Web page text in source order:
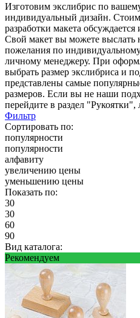
Изготовим экслибрис по
индивидуальный дизайн.
разработки макета обсуждается
Свой макет вы можете выслать
пожелания по
личному менеджеру. При
выбрать размер экслибриса и
представлены самые
размеров. Если вы не наши
перейдите в раздел "Рукоятки",
Фильтр
Сортировать по:
популярности
популярности
алфавиту
увеличению цены
уменьшению цены
Показать по:
30
30
60
90
Вид каталога:
Рекомендуем